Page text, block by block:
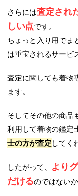
さらには査定され
しい点です。
ちょっと入り用でま
は重宝されるサービ
査定に関しても着物
ます。
そしてその他の商品
利用して着物の鑑定
士の方が査定 してく
したがって、
より
だけるのではない